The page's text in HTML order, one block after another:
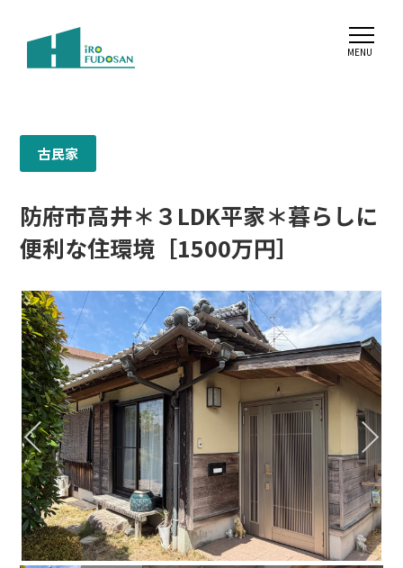
古民家
防府市高井＊３LDK平家＊暮らしに
便利な住環境［1500万円］